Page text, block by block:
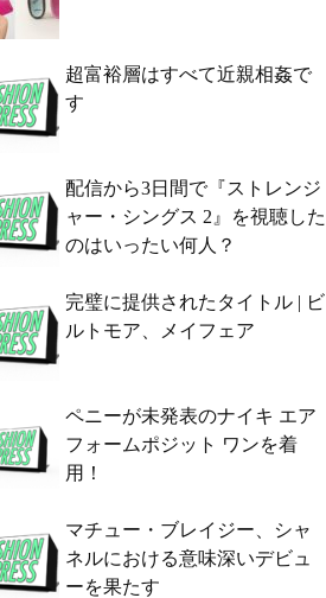
超富裕層はすべて近親相姦で
す
配信から3日間で『ストレンジ
ャー・シングス 2』を視聴した
のはいったい何人？
完璧に提供されたタイトル | ビ
ルトモア、メイフェア
ペニーが未発表のナイキ エア
フォームポジット ワンを着
用！
マチュー・ブレイジー、シャ
ネルにおける意味深いデビュ
ーを果たす